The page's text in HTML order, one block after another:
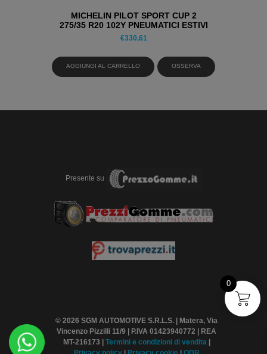
MICHELIN PILOT SPORT CUP 2
275/35 R20 102Y PNEUMATICI ESTIVI
€330,61
AGGIUNGI AL CARRELLO OSSERVA
Presente su
© 2026 SGM AUTOMOTIVE S.R.L.S. | Matera, Via
Vincenzo Pizzilli 11/9 | P.IVA 01423940772 | REA
MT-216173 |
Termini e condizioni di vendita
0